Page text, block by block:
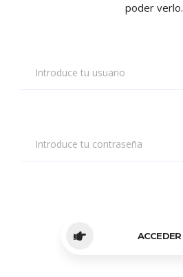
poder verlo.
Introduce tu usuario
Introduce tu contraseña
ACCEDER